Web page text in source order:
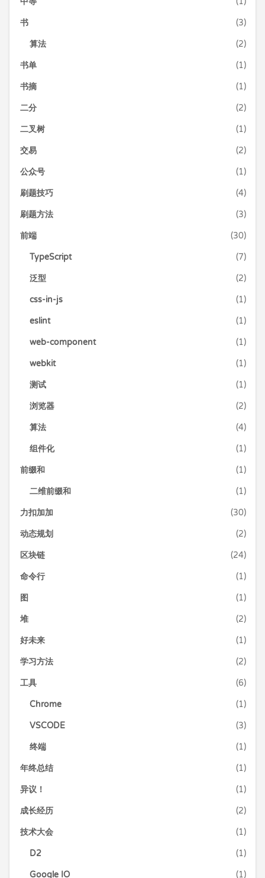
书 (3)
算法 (2)
书单 (1)
书摘 (1)
二分 (2)
二叉树 (1)
交易 (2)
公众号 (1)
刷题技巧 (4)
刷题方法 (3)
前端 (30)
TypeScript (7)
泛型 (2)
css-in-js (1)
eslint (1)
web-component (1)
webkit (1)
测试 (1)
浏览器 (2)
算法 (4)
组件化 (1)
前缀和 (1)
二维前缀和 (1)
力扣加加 (30)
动态规划 (2)
区块链 (24)
命令行 (1)
图 (1)
堆 (2)
好未来 (1)
学习方法 (2)
工具 (6)
Chrome (1)
VSCODE (3)
终端 (1)
年终总结 (1)
异议！ (1)
成长经历 (2)
技术大会 (1)
D2 (1)
Google IO (1)